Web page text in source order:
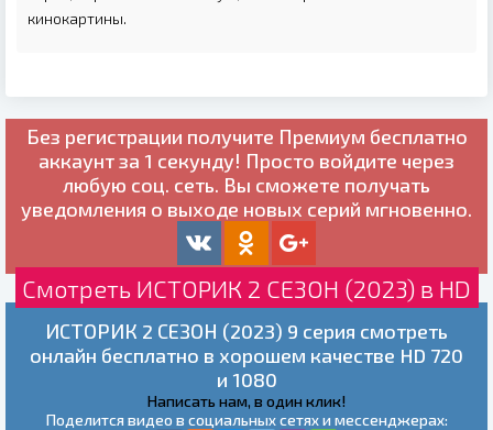
кинокартины.
Без регистрации получите Премиум бесплатно
аккаунт за 1 секунду! Просто войдите через
любую соц. сеть. Вы сможете получать
уведомления о выходе новых серий мгновенно.
Смотреть ИСТОРИК 2 СЕЗОН (2023) в HD
ИСТОРИК 2 СЕЗОН (2023) 9 серия смотреть
онлайн бесплатно в хорошем качестве HD 720
и 1080
Написать нам, в один клик!
Поделится видео в социальных сетях и мессенджерах: